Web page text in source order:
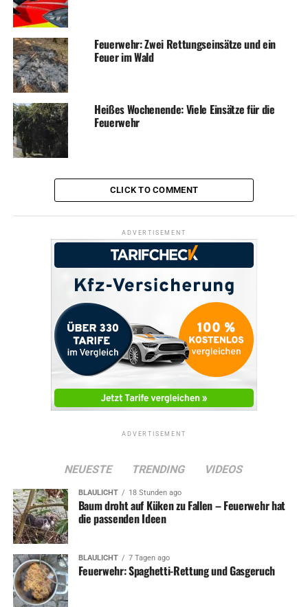
UP NEXT
Strom und Wasser werden teils deutlich teurer
DON'T MISS
Wettersche Jecken starten in die Karnevalszeit
Feuerwehr: Zwei Rettungseinsätze und ein
Feuer im Wald
Heißes Wochenende: Viele Einsätze für die
Feuerwehr
CLICK TO COMMENT
ADVERTISEMENT
ADVERTISEMENT
NEUESTE TRENDING VIDEOS
BLAULICHT 18 Stunden ago
Baum droht auf Küken zu Fallen – Feuerwehr hat
die passenden Ideen
BLAULICHT 7 Tagen ago
Feuerwehr: Spaghetti-Rettung und Gasgeruch